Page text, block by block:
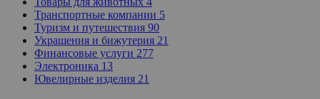
Транспортные компании 5
Туризм и путешествия 90
Украшения и бижутерия 21
Финансовые услуги 277
Электроника 13
Ювелирные изделия 21